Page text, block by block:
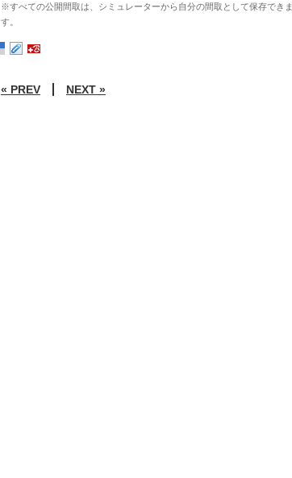
※すべての公開間取は、シミュレーターから自分の間取として保存できま
す。
« PREV NEXT »